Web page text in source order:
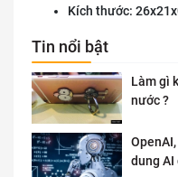
Kích thước:
Tin nổi bật
Làm gì
nước ?
dung AI